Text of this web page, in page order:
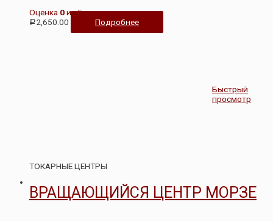
Оценка 0из 5
Р 2,650.00 Подробнее
Быстрый
просмотр
ТОКАРНЫЕ ЦЕНТРЫ
ВРАЩАЮЩИЙСЯ ЦЕНТР МОРЗЕ